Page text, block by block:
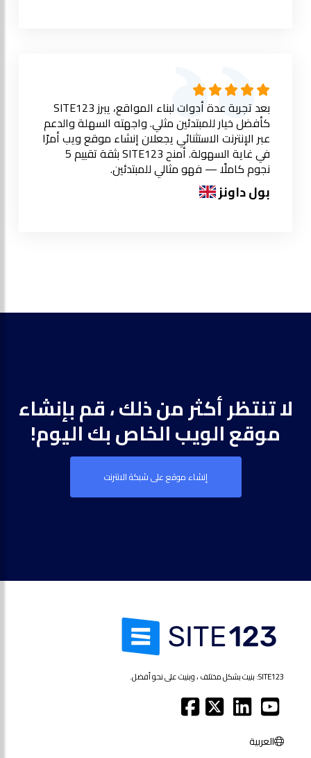
بعد تجربة عدة أدوات لبناء المواقع، يبرز SITE123
كأفضل خيار للمبتدئين مثلي. واجهته السهلة والدعم
عبر الإنترنت الاستثنائي يجعلان إنشاء موقع ويب أمرًا
في غاية السهولة. أمنح SITE123 بثقة تقييم 5
نجوم كاملًا — فهو مثالي للمبتدئين.
بول داونز
لا تنتظر أكثر من ذلك ، قم بإنشاء
موقع الويب الخاص بك اليوم!
إنشاء موقع على شبكة الانترنت
SITE123: بنيت بشكل مختلف ، وبنيت على نحو أفضل.
العربية